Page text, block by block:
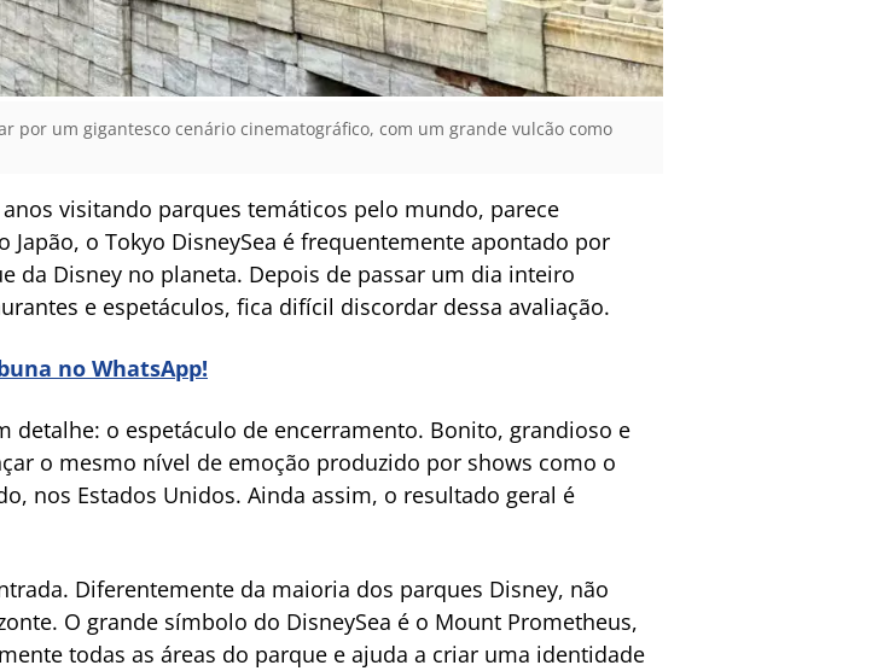
por um gigantesco cenário cinematográfico, com um grande vulcão como
visitando parques temáticos pelo mundo, parece
o Tokyo DisneySea é frequentemente apontado por
da Disney no planeta. Depois de passar um dia inteiro
e espetáculos, fica difícil discordar dessa avaliação.
no WhatsApp!
detalhe: o espetáculo de encerramento. Bonito, grandioso e
o mesmo nível de emoção produzido por shows como o
nos Estados Unidos. Ainda assim, o resultado geral é
Diferentemente da maioria dos parques Disney, não
O grande símbolo do DisneySea é o Mount Prometheus,
todas as áreas do parque e ajuda a criar uma identidade